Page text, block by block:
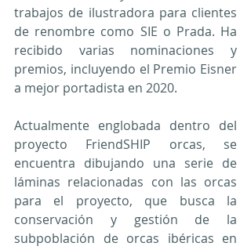
trabajos de ilustradora para clientes
de renombre como SIE o Prada. Ha
recibido varias nominaciones y
premios, incluyendo el Premio Eisner
a mejor portadista en 2020.
Actualmente englobada dentro del
proyecto FriendSHIP orcas, se
encuentra dibujando una serie de
láminas relacionadas con las orcas
para el proyecto, que busca la
conservación y gestión de la
subpoblación de orcas ibéricas en